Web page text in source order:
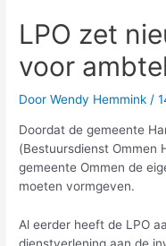
LPO zet
voor
DoorWendy Hemmink/
Doordat de gemeente
(Bestuursdienst Ommen
gemeente Ommen de
moeten vormgeven.
Al eerder heeft de LPO